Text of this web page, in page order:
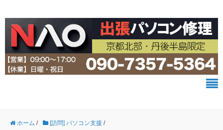
ホーム / [訪問] パソコン支援 /